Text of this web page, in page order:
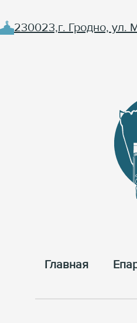
230023,г. Гродно, ул.
Главная